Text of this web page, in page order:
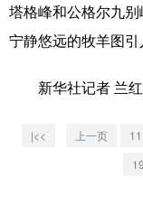
地方频道
北京
塔格峰和公格尔九
宁静悠远的牧羊图引
新华社记者 兰红
|<< 上一页 11
19